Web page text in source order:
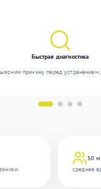
30
среднее
Быстрая диагностика
причину перед устранением